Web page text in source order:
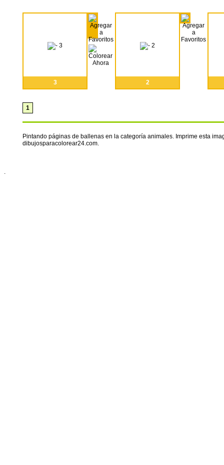
3 2
1
Pintando páginas de ballenas en la categoría animales. Imprime esta
dibujosparacolorear24.com.
.